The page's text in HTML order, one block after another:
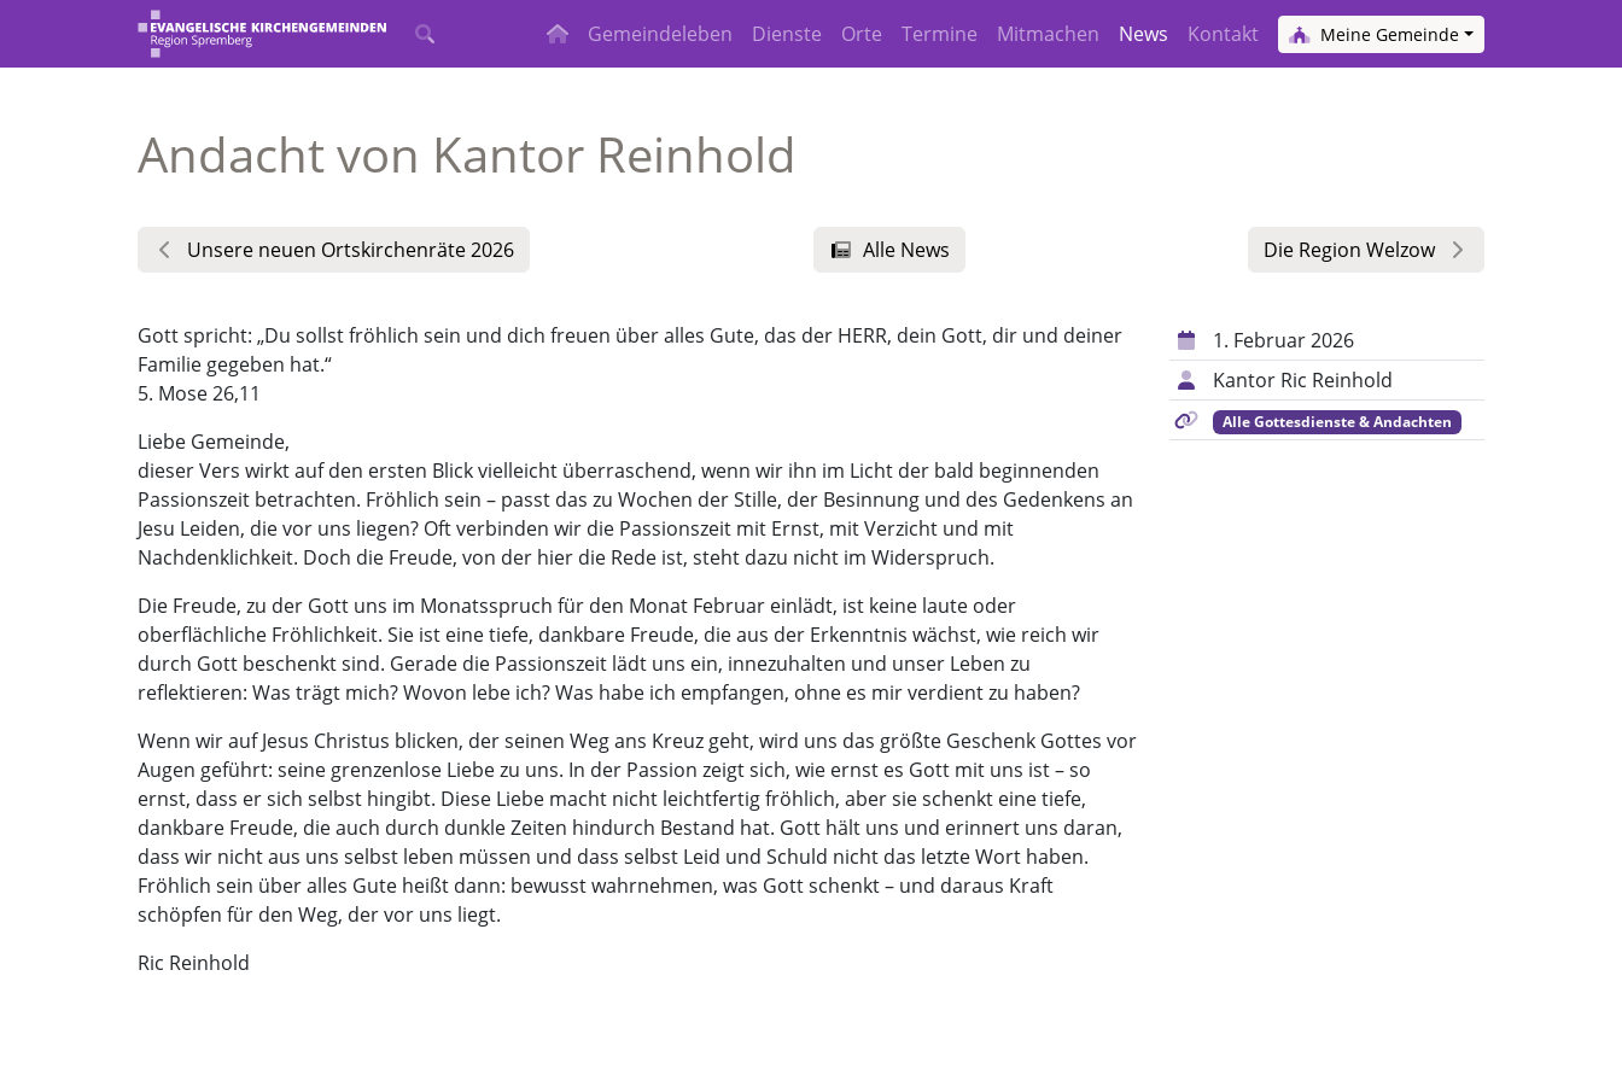
Gemeindeleben Dienste Orte Termine Mitmachen News Kontakt Meine Gemeinde
Andacht von Kantor Reinhold
Unsere neuen Ortskirchenräte 2026 Alle News Die Region Welzow
Gott spricht: „Du sollst fröhlich sein und dich freuen über alles Gute, das der HERR, dein Gott, dir und deiner
Familie gegeben hat.“
5. Mose 26,11
Liebe Gemeinde,
dieser Vers wirkt auf den ersten Blick vielleicht überraschend, wenn wir ihn im Licht der bald beginnenden
Passionszeit betrachten. Fröhlich sein – passt das zu Wochen der Stille, der Besinnung und des Gedenkens an
Jesu Leiden, die vor uns liegen? Oft verbinden wir die Passionszeit mit Ernst, mit Verzicht und mit
Nachdenklichkeit. Doch die Freude, von der hier die Rede ist, steht dazu nicht im Widerspruch.
Die Freude, zu der Gott uns im Monatsspruch für den Monat Februar einlädt, ist keine laute oder
oberflächliche Fröhlichkeit. Sie ist eine tiefe, dankbare Freude, die aus der Erkenntnis wächst, wie reich wir
durch Gott beschenkt sind. Gerade die Passionszeit lädt uns ein, innezuhalten und unser Leben zu
reflektieren: Was trägt mich? Wovon lebe ich? Was habe ich empfangen, ohne es mir verdient zu haben?
Wenn wir auf Jesus Christus blicken, der seinen Weg ans Kreuz geht, wird uns das größte Geschenk Gottes vor
Augen geführt: seine grenzenlose Liebe zu uns. In der Passion zeigt sich, wie ernst es Gott mit uns ist – so
ernst, dass er sich selbst hingibt. Diese Liebe macht nicht leichtfertig fröhlich, aber sie schenkt eine tiefe,
dankbare Freude, die auch durch dunkle Zeiten hindurch Bestand hat. Gott hält uns und erinnert uns daran,
dass wir nicht aus uns selbst leben müssen und dass selbst Leid und Schuld nicht das letzte Wort haben.
Fröhlich sein über alles Gute heißt dann: bewusst wahrnehmen, was Gott schenkt – und daraus Kraft
schöpfen für den Weg, der vor uns liegt.
Ric Reinhold
1. Februar 2026
Kantor Ric Reinhold
Alle Gottesdienste & Andachten